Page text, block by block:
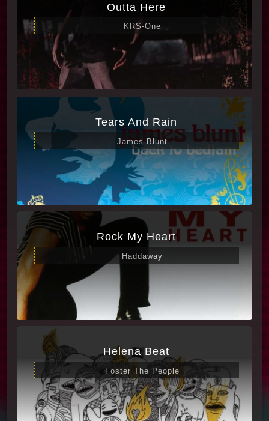
Outta Here
KRS-One
Tears And Rain
James Blunt
Rock My Heart
Haddaway
Helena Beat
Foster The People